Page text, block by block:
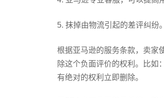
5. 抹掉由物流引起的差评纠纷。
根据亚马逊的服务条款，卖家
除这个负面评价的权利。比如
有绝对的权利立即删除。